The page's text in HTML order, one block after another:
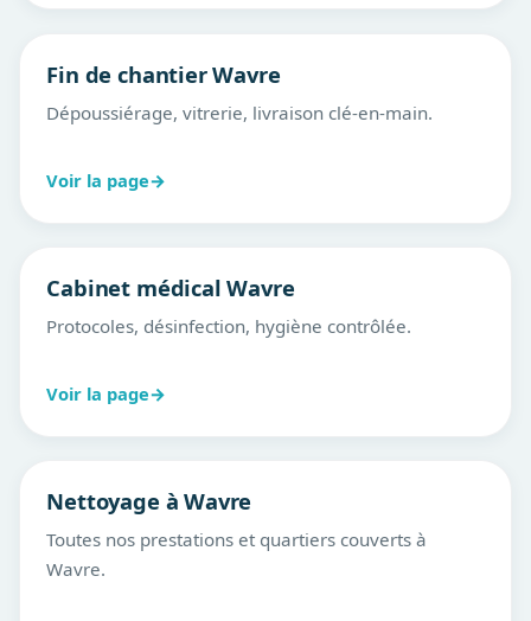
Fin de chantier Wavre
Dépoussiérage, vitrerie, livraison clé-en-main.
Voir la page→
Cabinet médical Wavre
Protocoles, désinfection, hygiène contrôlée.
Voir la page→
Nettoyage à Wavre
Toutes nos prestations et quartiers couverts à
Wavre.